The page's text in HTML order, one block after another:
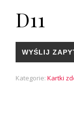
D11
WYŚLIJ
Kategorie: Kartki